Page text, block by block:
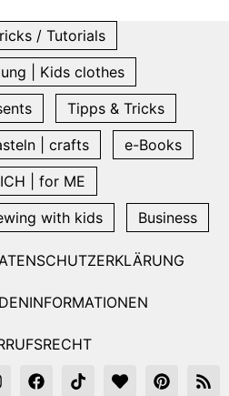
/ Tutorials
| Kids clothes
Tipps & Tricks
| crafts
e-Books
| for ME
with kids
Business